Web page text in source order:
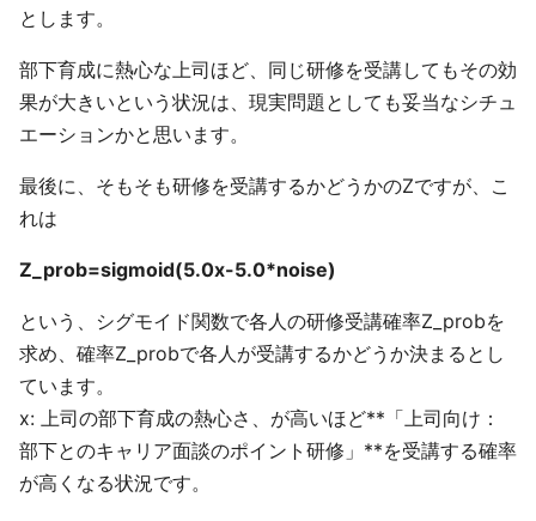
とします。
部下育成に熱心な上司ほど、同じ研修を受講してもその効
果が大きいという状況は、現実問題としても妥当なシチュ
エーションかと思います。
最後に、そもそも研修を受講するかどうかのZですが、こ
れは
Z_prob=sigmoid(5.0x-5.0*noise)
という、シグモイド関数で各人の研修受講確率Z_probを
求め、確率Z_probで各人が受講するかどうか決まるとし
ています。
x: 上司の部下育成の熱心さ、が高いほど**「上司向け：
部下とのキャリア面談のポイント研修」**を受講する確率
が高くなる状況です。